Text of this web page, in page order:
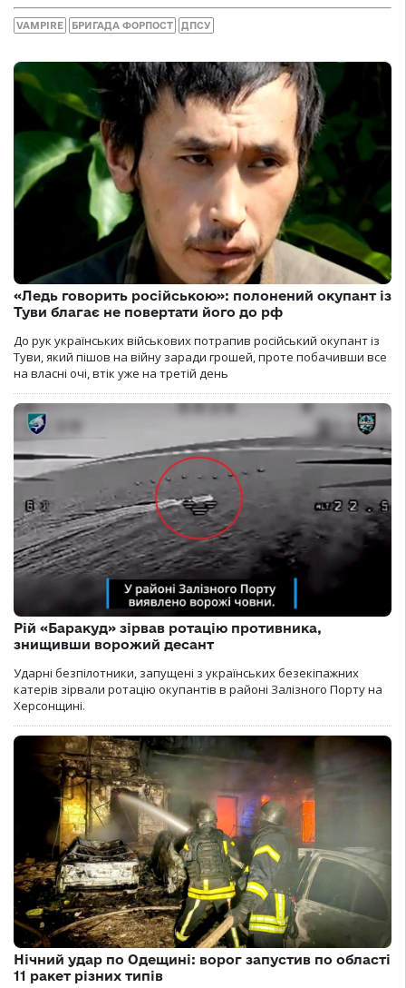
VAMPIRE БРИГАДА ФОРПОСТ ДПСУ
«Ледь говорить російською»: полонений окупант із
Туви благає не повертати його до рф
До рук українських військових потрапив російський окупант із
Туви, який пішов на війну заради грошей, проте побачивши все
на власні очі, втік уже на третій день
Рій «Баракуд» зірвав ротацію противника,
знищивши ворожий десант
Ударні безпілотники, запущені з українських безекіпажних
катерів зірвали ротацію окупантів в районі Залізного Порту на
Херсонщині.
Нічний удар по Одещині: ворог запустив по області
11 ракет різних типів